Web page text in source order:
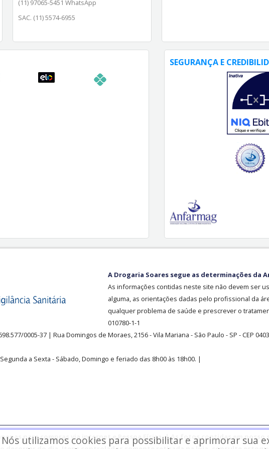
(11) 97065-5451 WhatsApp
SAC. (11) 5574-6955
SEGURANÇA E
A Drogaria Soares segue as determinações da
As informações contidas neste site não devem ser
alguma, as orientações dadas pelo profissional da
qualquer problema de saúde e prescrever o
010780-1-1
0005-37 | Rua Domingos de Moraes, 2156-Vila Mariana - São Paulo - SP - CEP
a Sexta - Sábado, Domingo e feriado das 8h00 às 18h00. |
para compras via internet e Pessoa Física. | As fotos contidas em
Nós utilizamos cookies para possibilitar e aprimorar sua